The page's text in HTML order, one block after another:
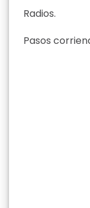
Radios.
Pasos